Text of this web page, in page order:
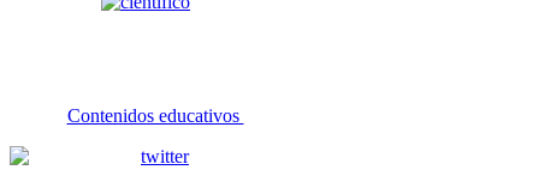
Contenidos educativos